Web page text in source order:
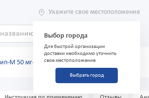
Укажите свое местоположение
Выбор города
Для быстрой организации
доставки необходимо уточнить
свое местоположение
Выбрать город
М 50 мг+ 850 мг №35 таблетки